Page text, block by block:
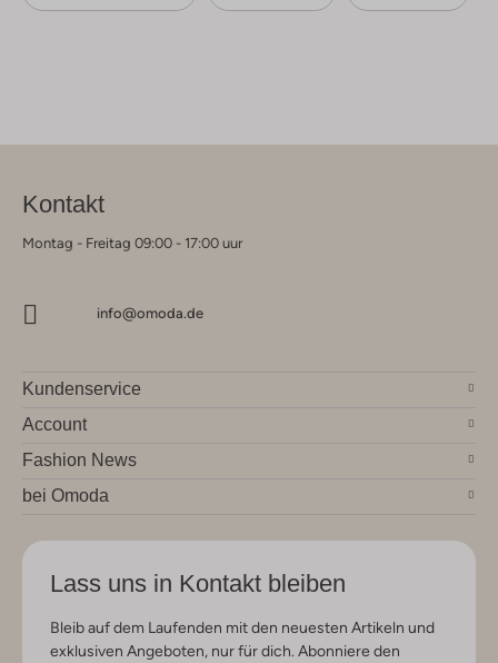
Kontakt
Montag - Freitag 09:00 - 17:00 uur
info@omoda.de
Kundenservice
Account
Fashion News
bei Omoda
Lass uns in Kontakt bleiben
Bleib auf dem Laufenden mit den neuesten Artikeln und
exklusiven Angeboten, nur für dich. Abonniere den